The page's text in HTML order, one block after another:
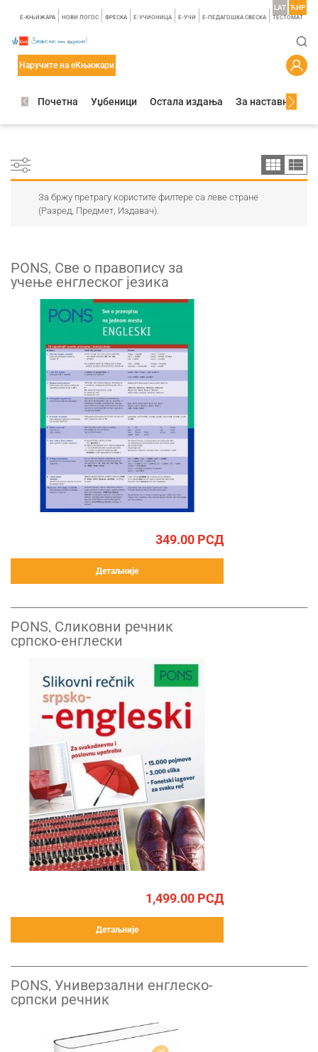
E-КЊИЖАРА НОВИ ЛОГОС ФРЕСКА E-УЧИОНИЦА E-УЧИ Е-ПЕДАГОШКА СВЕСКА TЕСТОМАТ
LAT ЋИР
Наручите на еКњижари
Почетна Уџбеници Остала издања За наставнике
За бржу претрагу користите филтере са леве стране
(Разред, Предмет, Издавач).
PONS, Све о правопису за
учење енглеског језика
349.00 РСД
Детаљније
PONS, Сликовни речник
српско-енглески
1,499.00 РСД
Детаљније
PONS, Универзални енглеско-
српски речник